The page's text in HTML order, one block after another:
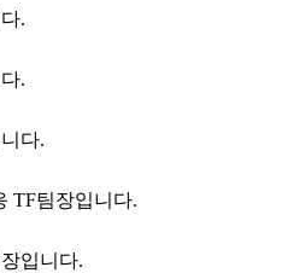
.
.
다.
TF팀장입니다.
입니다.